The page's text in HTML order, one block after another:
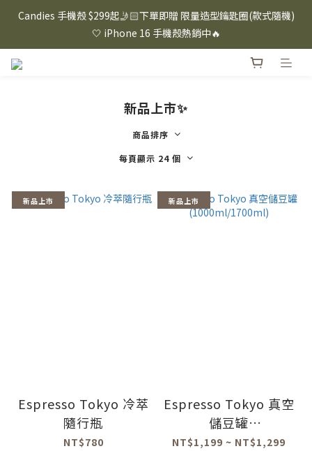
⸜ 8/1-8/31 ⸝  88購物節｜下單滿$1600折$100 / 滿$2200折$200 /
滿$3000折$300 (排除Hazuki及EspressoTokyo)
Candies 手機殼 $299起🤳🏻下單即贈 限量造型鑰匙圈(款式隨機)
🤍 iPhone 16 手機殼熱銷中🔥
⸜ 8/1-8/31 ⸝  88購物節｜下單滿$1600折$100 / 滿$2200折$200 /
新品上市✨
商品排序
每頁顯示 24 個
新品上市
Espresso Tokyo 冷萃
隨行瓶
NT$780
新品上市
Espresso Tokyo 真空
儲豆罐
(1000ml/1700ml)
NT$1,199 ~ NT$1,299